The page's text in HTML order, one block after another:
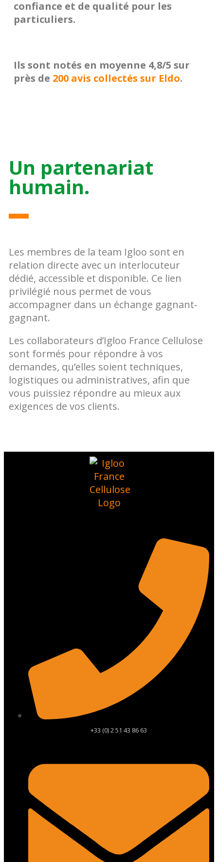
confiance et de qualité pour les
particuliers.
Ils sont notés en moyenne 4,8/5 sur
près de 200 avis collectés sur Eldo.
Un partenariat
humain.
Les membres de la team Igloo sont en
relation directe avec un interlocuteur
dédié, accessible et disponible. Ce lien
privilégié nous permet de vous
accompagner dans un échange gagnant-
gagnant.
Les collaborateurs d’Igloo France Cellulose
sont formés pour répondre à vos
demandes, qu’elles soient techniques,
logistiques ou administratives, afin que
vous puissiez répondre au mieux aux
exigences de vos clients.
+33 (0) 2 51 43 86 63